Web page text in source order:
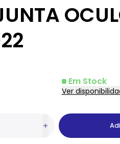
Em Stock
Ver